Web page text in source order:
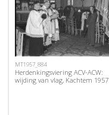
MT1957_884
Herdenkingsviering ACV-ACW:
wijding van vlag, Kachtem 1957